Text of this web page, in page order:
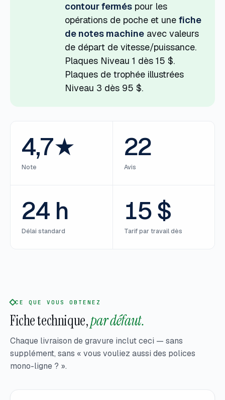
contour ferméspour les
opérations de poche et une fiche
de notes machineavec valeurs
de départ de vitesse/puissance.
Plaques Niveau 1 dès 15 $.
Plaques de trophée illustrées
Niveau 3 dès 95 $.
4,7★
Note
22
Avis
24 h
Délai standard
15 $
Tarif par travail dès
CE QUE VOUS OBTENEZ
Fiche technique,par défaut.
Chaque livraison de gravure inclut ceci — sans
supplément, sans « vous vouliez aussi des polices
mono-ligne ? ».